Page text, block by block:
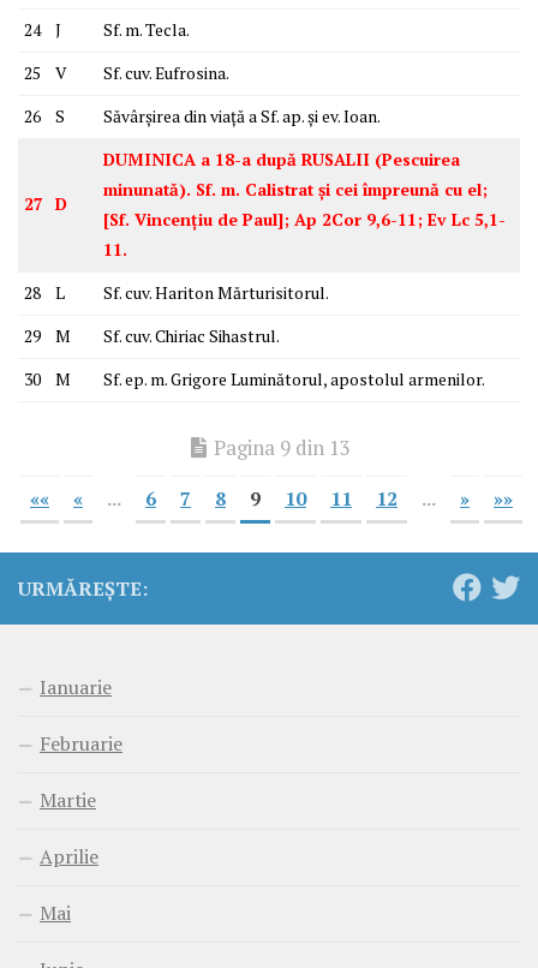
24
J
Sf. m. Tecla.
25
V
Sf. cuv. Eufrosina.
26
S Săvârșirea din viață a Sf. ap. și ev. Ioan.
27 D
DUMINICA a 18-a după RUSALII (Pescuirea
minunată). Sf. m. Calistrat și cei împreună cu el;
[Sf. Vincențiu de Paul]; Ap 2Cor 9,6-11; Ev Lc 5,1-
11.
28
L
Sf. cuv. Hariton Mărturisitorul.
29
M
Sf. cuv. Chiriac Sihastrul.
30
M Sf. ep. m. Grigore Luminătorul, apostolul armenilor.
Pagina 9 din 13
«« « ... 6 7 8 9 10 11 12 ... » »»
URMĂREȘTE:
Ianuarie
Februarie
Martie
Aprilie
Mai